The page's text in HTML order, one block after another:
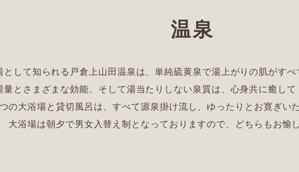
温泉
として知られる戸倉上山田温泉は、単純硫黄泉で湯上がりの肌がすべ
量とさまざまな効能、そして湯当たりしない泉質は、心身共に癒して
の大浴場と貸切風呂は、すべて源泉掛け流し、ゆったりとお寛ぎい
大浴場は朝夕で男女入替え制となっておりますので、どちらもお愉